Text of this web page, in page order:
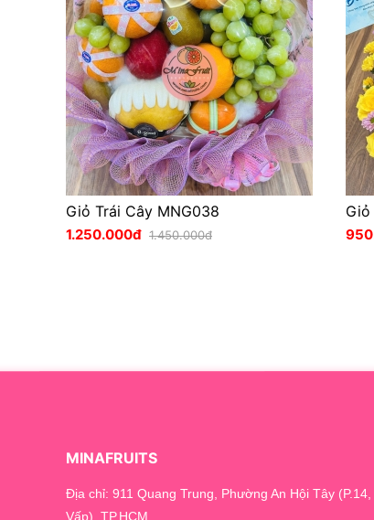
Giỏ Trái Cây MNG038
1.250.000đ 1.450.000đ
Giỏ
MINAFRUITS
Địa chỉ: 911 Quang Trung, Phường An Hội Tây
Vấp), TP.HCM